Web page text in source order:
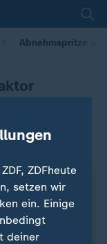
Abnehmspritze als
ZDFheute
setzen wir
ein. Einige
deiner